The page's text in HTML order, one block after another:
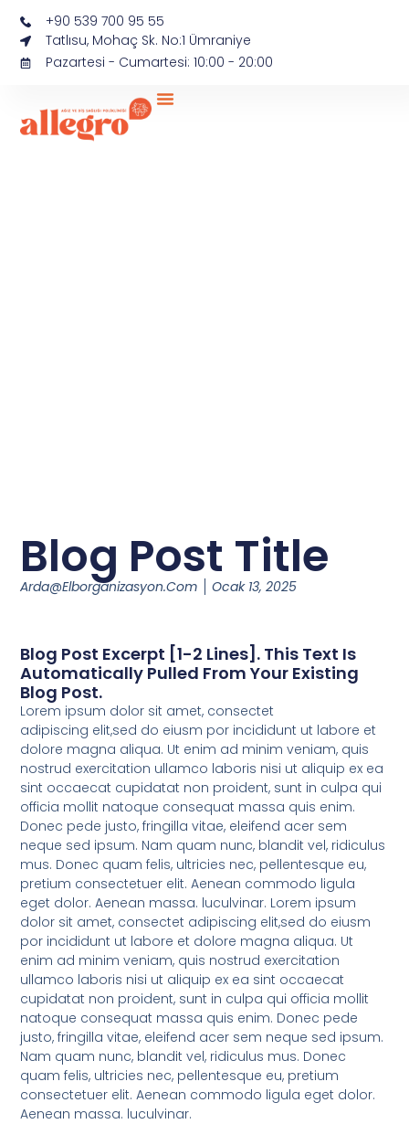
+90 539 700 95 55
Tatlısu, Mohaç Sk. No:1 Ümraniye
Pazartesi - Cumartesi: 10:00 - 20:00
Blog Post Title
Arda@elborganizasyon.com Ocak 13, 2025
Blog Post Excerpt [1-2 Lines]. This Text Is
Automatically Pulled From Your Existing
Blog Post.
Lorem ipsum dolor sit amet, consectet
adipiscing elit,sed do eiusm por incididunt ut labore et
dolore magna aliqua. Ut enim ad minim veniam, quis
nostrud exercitation ullamco laboris nisi ut aliquip ex ea
sint occaecat cupidatat non proident, sunt in culpa qui
officia mollit natoque consequat massa quis enim.
Donec pede justo, fringilla vitae, eleifend acer sem
neque sed ipsum. Nam quam nunc, blandit vel, ridiculus
mus. Donec quam felis, ultricies nec, pellentesque eu,
pretium consectetuer elit. Aenean commodo ligula
eget dolor. Aenean massa. luculvinar. Lorem ipsum
dolor sit amet, consectet adipiscing elit,sed do eiusm
por incididunt ut labore et dolore magna aliqua. Ut
enim ad minim veniam, quis nostrud exercitation
ullamco laboris nisi ut aliquip ex ea sint occaecat
cupidatat non proident, sunt in culpa qui officia mollit
natoque consequat massa quis enim. Donec pede
justo, fringilla vitae, eleifend acer sem neque sed ipsum.
Nam quam nunc, blandit vel, ridiculus mus. Donec
quam felis, ultricies nec, pellentesque eu, pretium
consectetuer elit. Aenean commodo ligula eget dolor.
Aenean massa. luculvinar.